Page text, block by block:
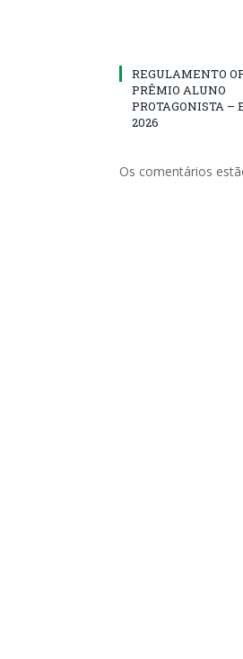
REGULAMENTO
PRÊMIO ALUNO
PROTAGONISTA –
2026
Os comentários